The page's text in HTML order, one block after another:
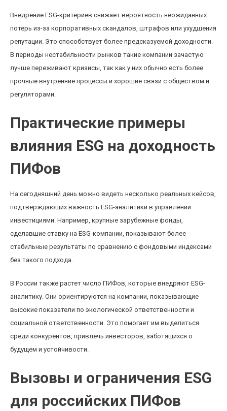
Внедрение ESG-критериев снижает вероятность неожиданных
потерь из-за корпоративных скандалов, штрафов или ухудшения
репутации. Это способствует более предсказуемой доходности.
В периоды нестабильности рынков такие компании зачастую
лучше переживают кризисы, так как у них обычно есть более
прочные внутренние процессы и хорошие связи с обществом и
регуляторами.
Практические примеры
влияния ESG на доходность
ПИФов
На сегодняшний день можно видеть несколько реальных кейсов,
подтверждающих важность ESG-аналитики в управлении
инвестициями. Например, крупные зарубежные фонды,
сделавшие ставку на ESG-компании, показывают более
стабильные результаты по сравнению с фондовыми индексами
без такого подхода.
В России также растет число ПИФов, которые внедряют ESG-
аналитику. Они ориентируются на компании, показывающие
высокие показатели по экологической ответственности и
социальной ответственности. Это помогает им выделиться
среди конкурентов, привлечь инвесторов, заботящихся о
будущем и устойчивости.
Вызовы и ограничения ESG
для российских ПИФов